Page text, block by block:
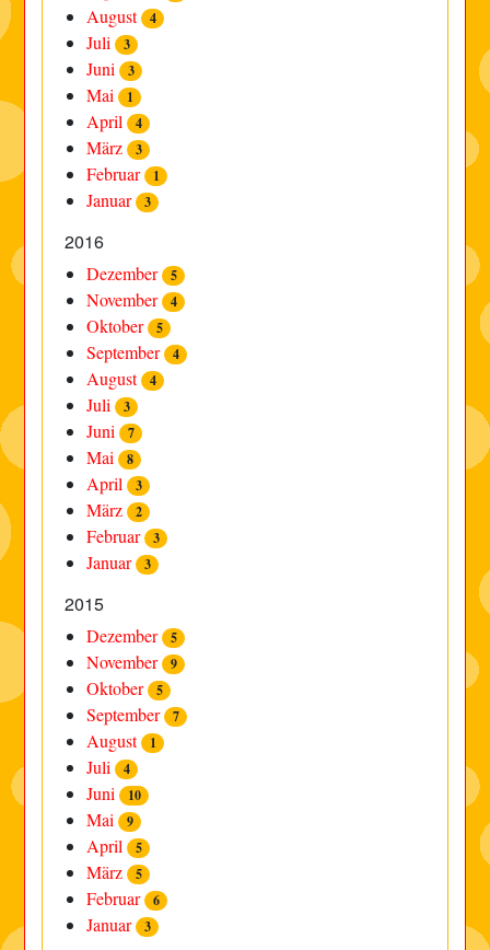
August 4
Juli 3
Juni 3
Mai 1
April 4
März 3
Februar 1
Januar 3
2016
Dezember 5
November 4
Oktober 5
September 4
August 4
Juli 3
Juni 7
Mai 8
April 3
März 2
Februar 3
Januar 3
2015
Dezember 5
November 9
Oktober 5
September 7
August 1
Juli 4
Juni 10
Mai 9
April 5
März 5
Februar 6
Januar 3